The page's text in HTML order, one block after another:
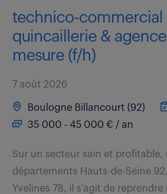
technico-commercial
quincaillerie &
mesure (f/h)
7 août 2026
Boulogne Billancourt (92)
35 000 - 45 000 € / an
Sur un secteur sain et profitable,
départements Hauts-de-Seine
Yvelines 78, il s'agit de